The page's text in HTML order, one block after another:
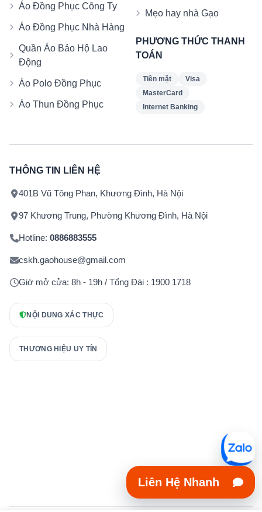
Áo Đồng Phục Công Ty
Áo Đồng Phục Nhà Hàng
Quần Áo Bảo Hộ Lao
Động
Áo Polo Đồng Phục
Áo Thun Đồng Phục
Mẹo hay nhà Gạo
PHƯƠNG THỨC THANH
TOÁN
Tiền mặt
Visa
MasterCard
Internet Banking
THÔNG TIN LIÊN HỆ
401B Vũ Tông Phan, Khương Đình, Hà Nội
97 Khương Trung, Phường Khương Đình, Hà Nội
Hotline: 0886883555
cskh.gaohouse@gmail.com
Giờ mở cửa: 8h - 19h / Tổng Đài : 1900 1718
NỘI DUNG XÁC THỰC
THƯƠNG HIỆU UY TÍN
Liên Hệ Nhanh